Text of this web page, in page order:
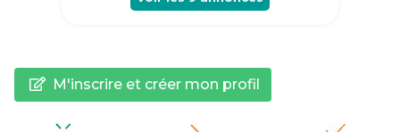
M'inscrire et créer mon profil